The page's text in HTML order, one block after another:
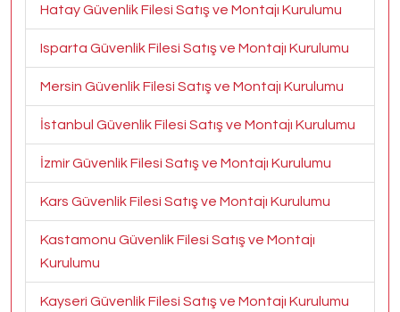
Hatay Güvenlik Filesi Satış ve Montajı Kurulumu
Isparta Güvenlik Filesi Satış ve Montajı Kurulumu
Mersin Güvenlik Filesi Satış ve Montajı Kurulumu
İstanbul Güvenlik Filesi Satış ve Montajı Kurulumu
İzmir Güvenlik Filesi Satış ve Montajı Kurulumu
Kars Güvenlik Filesi Satış ve Montajı Kurulumu
Kastamonu Güvenlik Filesi Satış ve Montajı
Kurulumu
Kayseri Güvenlik Filesi Satış ve Montajı Kurulumu